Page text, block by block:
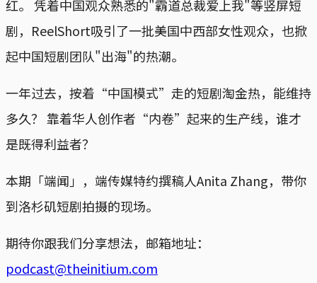
红。 凭着中国观众熟悉的"霸道总裁爱上我"等竖屏短
剧，ReelShort吸引了一批美国中西部女性观众，也掀
起中国短剧团队"出海"的热潮。
一年过去，按着“中国模式”走的短剧淘金热，能维持
多久？ 靠着华人创作者“内卷”起来的生产线，谁才
是既得利益者？
本期「端闻」，端传媒特约撰稿人Anita Zhang，带你
到洛杉矶短剧拍摄的现场。
期待你跟我们分享想法，邮箱地址：
podcast@theinitium.com